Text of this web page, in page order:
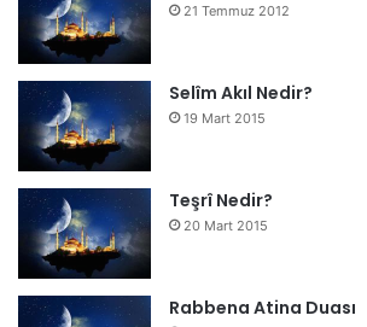
21 Temmuz 2012
Selîm Akıl Nedir?
19 Mart 2015
Teşrî Nedir?
20 Mart 2015
Rabbena Atina Duası